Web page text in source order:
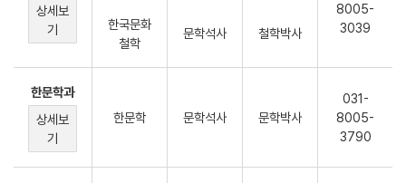
상세보
기
8005-
3039
한국문화
철학
문학석사 철학박사
한문학과
상세보
기
한문학 문학석사 문학박사
031-
8005-
3790